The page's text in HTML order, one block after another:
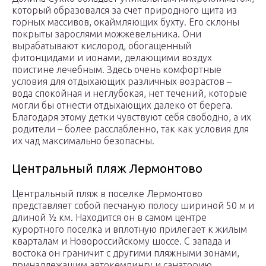
который образовался за счет природного щита из
горных массивов, окаймляющих бухту. Его склоны
покрыты зарослями можжевельника. Они
вырабатывают кислород, обогащенный
фитонцидами и ионами, делающими воздух
поистине лечебным. Здесь очень комфортные
условия для отдыхающих различных возрастов –
вода спокойная и неглубокая, нет течений, которые
могли бы отнести отдыхающих далеко от берега.
Благодаря этому детки чувствуют себя свободно, а их
родители – более расслабленно, так как условия для
их чад максимально безопасны.
Центральный пляж Лермонтово
Центральный пляж в поселке Лермонтово
представляет собой песчаную полосу шириной 50 м и
длиной ½ км. Находится он в самом центре
курортного поселка и вплотную прилегает к жилым
кварталам и Новороссийскому шоссе. С запада и
востока он граничит с другими пляжными зонами,